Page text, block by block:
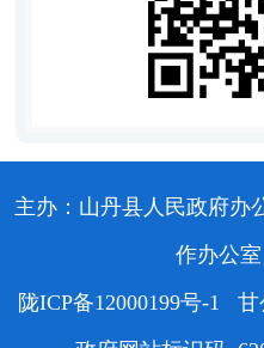
主办：山丹县人民政府办
作办公室
陇ICP备12000199号-1
甘